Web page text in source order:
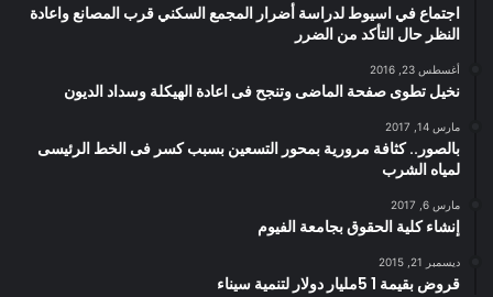
اجتماع في اسيوط لدراسة أضرار المجمع السكني قرب المصانع واعادة
النظر حال التأكد من الضرر
أغسطس 23, 2016
نخيل تطوى صفحة الماضى وتنجح فى اعادة الهيكلة وسداد الديون
مارس 14, 2017
بالصور.. كثافة مرورية بمحور التسعين بسبب كسر فى الخط الرئيسى
لمياه الشرب
مارس 6, 2017
إنشاء كلية الحقوق بجامعة الفيوم
ديسمبر 21, 2015
قروض بقيمة 1 5مليار دولار لتنمية سيناء